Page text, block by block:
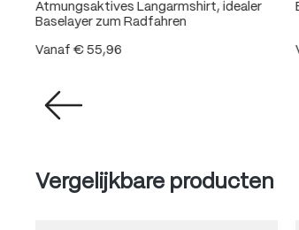
waardering van 5 van 5 sterren
Atmungsaktives Langarmshirt, idealer
Baselayer zum Radfahren
Vanaf € 55,96
Produktgalerie überspringen
Vergelijkbare producten